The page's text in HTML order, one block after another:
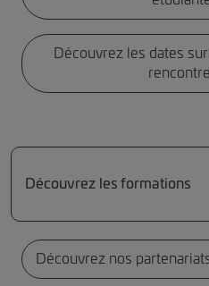
Découvrez les dates
Découvrez les formations
Découvrez nos